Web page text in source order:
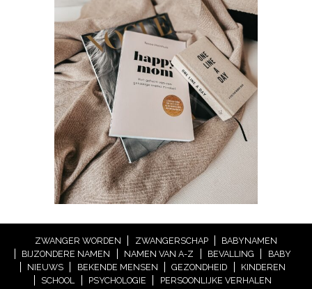
ZWANGER WORDEN ZWANGERSCHAP
BABYNAMEN
BIJZONDERE NAMEN
NAMEN VAN A-Z BEVALLING
BABY
NIEUWS
BEKENDE MENSEN GEZONDHEID
KINDEREN
SCHOOL
PSYCHOLOGIE PERSOONLIJKE VERHALEN